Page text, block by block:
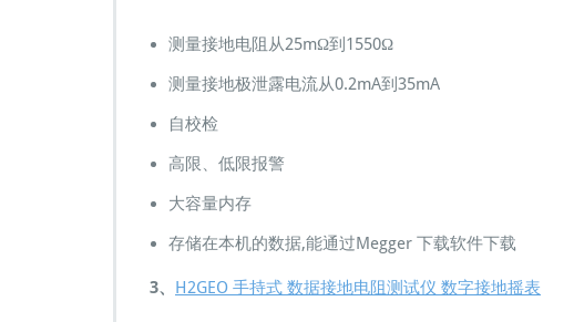
极
法
三
钳
法
土
壤
测量接地电阻从25mΩ到1550Ω
测量接地极泄露电流从0.2mA到35mA
自校检
高限、低限报警
大容量内存
存储在本机的数据,能通过Megger 下载软件下载
3、 H2GEO 手持式 数据接地电阻测试仪 数字接地摇表